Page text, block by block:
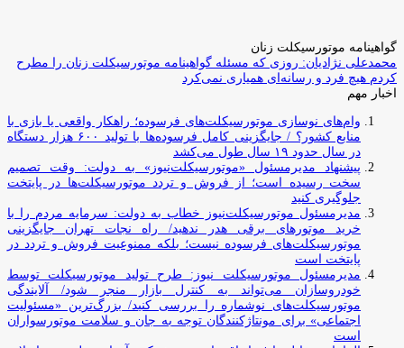
گواهینامه موتورسیکلت زنان
محمدعلی نژادیان: روزی که مسئله گواهینامه موتورسیکلت زنان را مطرح
کردم هیچ فرد و رسانه‌ای همیاری نمی‌کرد
اخبار مهم
وام‌های نوسازی موتورسیکلت‌های فرسوده؛ راهکار واقعی یا بازی با
منابع کشور؟ / جایگزینی کامل فرسوده‌ها با تولید ۶۰۰ هزار دستگاه
در سال حدود ۱۹ سال طول می‌کشد
پیشنهاد مدیرمسئول «موتورسیکلت‌نیوز» به دولت: وقت تصمیم
سخت رسیده است؛ از فروش و تردد موتورسیکلت‌ها در پایتخت
جلوگیری کنید
مدیرمسئول موتورسیکلت‌نیوز خطاب به دولت: سرمایه مردم را با
خرید موتورهای برقی هدر ندهید/ راه نجات تهران جایگزینی
موتورسیکلت‌های فرسوده نیست؛ بلکه ممنوعیت فروش و تردد در
پایتخت است
مدیرمسئول موتورسیکلت نیوز: طرح تولید موتورسیکلت توسط
خودروسازان می‌تواند به کنترل بازار منجر شود/ آلایندگی
موتورسیکلت‌های نوشماره را بررسی کنید/ بزرگ‌ترین «مسئولیت
اجتماعی» برای مونتاژکنندگان توجه به جان و سلامت موتورسواران
است